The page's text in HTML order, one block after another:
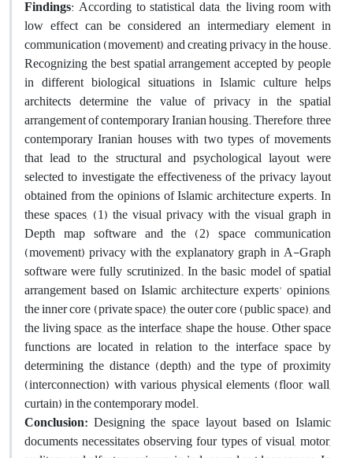
Findings: According to statistical data, the living room with
low effect can be considered an intermediary element in
communication (movement) and creating privacy in the house.
Recognizing the best spatial arrangement accepted by people
in different biological situations in Islamic culture helps
architects determine the value of privacy in the spatial
arrangement of contemporary Iranian housing. Therefore, three
contemporary Iranian houses with two types of movements
that lead to the structural and psychological layout were
selected to investigate the effectiveness of the privacy layout
obtained from the opinions of Islamic architecture experts. In
these spaces, (1) the visual privacy with the visual graph in
Depth map software and the (2) space communication
(movement) privacy with the explanatory graph in A-Graph
software were fully scrutinized. In the basic model of spatial
arrangement based on Islamic architecture experts' opinions,
the inner core (private space), the outer core (public space), and
the living space, as the interface, shape the house. Other space
functions are located in relation to the interface space by
determining the distance (depth) and the type of proximity
(interconnection) with various physical elements (floor, wall,
curtain) in the contemporary model.
Conclusion: Designing the space layout based on Islamic
documents necessitates observing four types of visual, motor,